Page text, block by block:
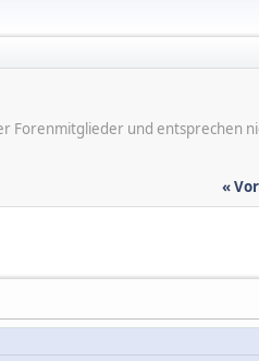
Forenmitglieder und entsprechen
«